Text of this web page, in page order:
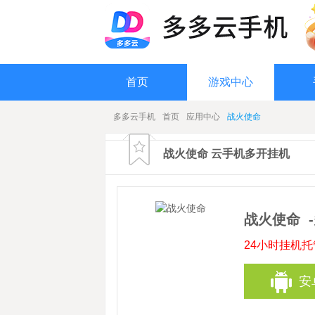
首页 游戏中心
多多云手机 首页 应用中心 战火使命
战火使命 云手机多开挂机
战火使命
24小时挂机
安